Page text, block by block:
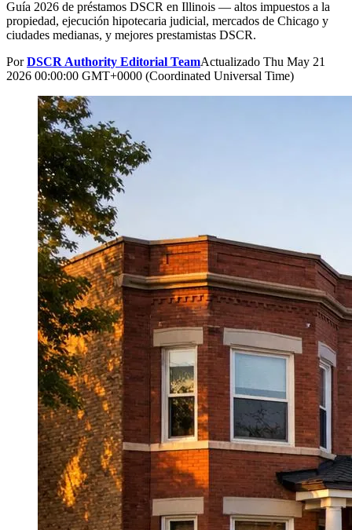
Guía 2026 de préstamos DSCR en Illinois — altos impuestos a la
propiedad, ejecución hipotecaria judicial, mercados de Chicago y
ciudades medianas, y mejores prestamistas DSCR.
PorDSCR Authority Editorial TeamActualizado Thu May 21
2026 00:00:00 GMT+0000 (Coordinated Universal Time)